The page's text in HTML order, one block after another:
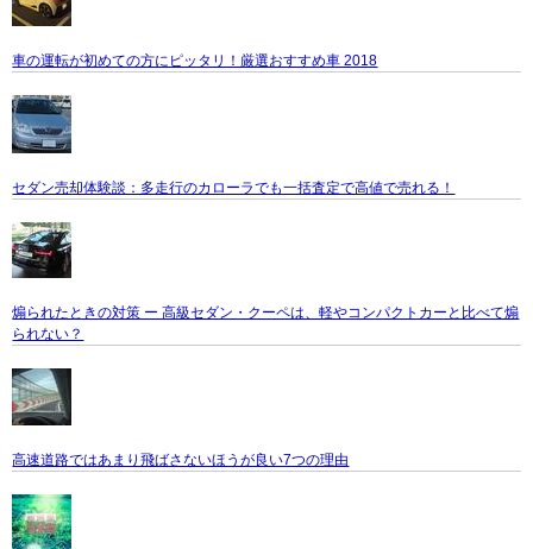
車の運転が初めての方にピッタリ！厳選おすすめ車 2018
セダン売却体験談：多走行のカローラでも一括査定で高値で売れる！
煽られたときの対策 ー 高級セダン・クーペは、軽やコンパクトカーと比べて煽
られない？
高速道路ではあまり飛ばさないほうが良い7つの理由